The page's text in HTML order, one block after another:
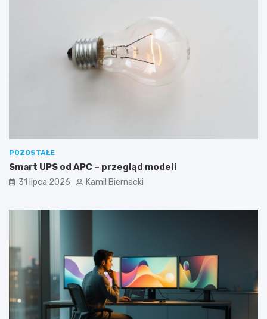
POZOSTAŁE
Smart UPS od APC – przegląd modeli
31 lipca 2026 Kamil Biernacki